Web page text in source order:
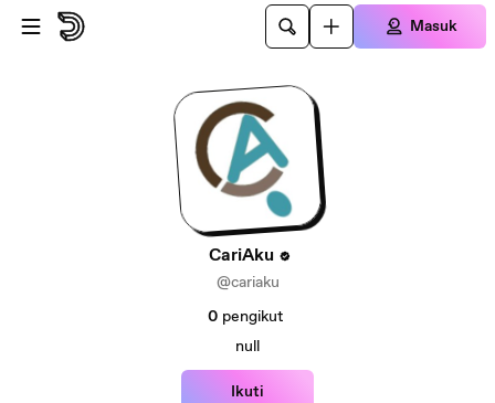
Lewatkan ke konten utama
Masuk
CariAku
@cariaku
0 pengikut
null
Ikuti